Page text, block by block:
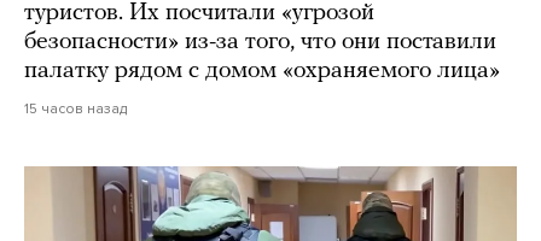
туристов. Их посчитали «угрозой
безопасности» из-за того, что они поставили
палатку рядом с домом «охраняемого лица»
15 часов назад